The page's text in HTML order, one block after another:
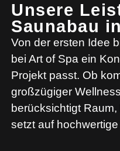
Unsere
Saunabau
Von der ersten Idee
bei Art of Spa ein
Projekt passt. Ob
großzügiger
berücksichtigt
setzt auf